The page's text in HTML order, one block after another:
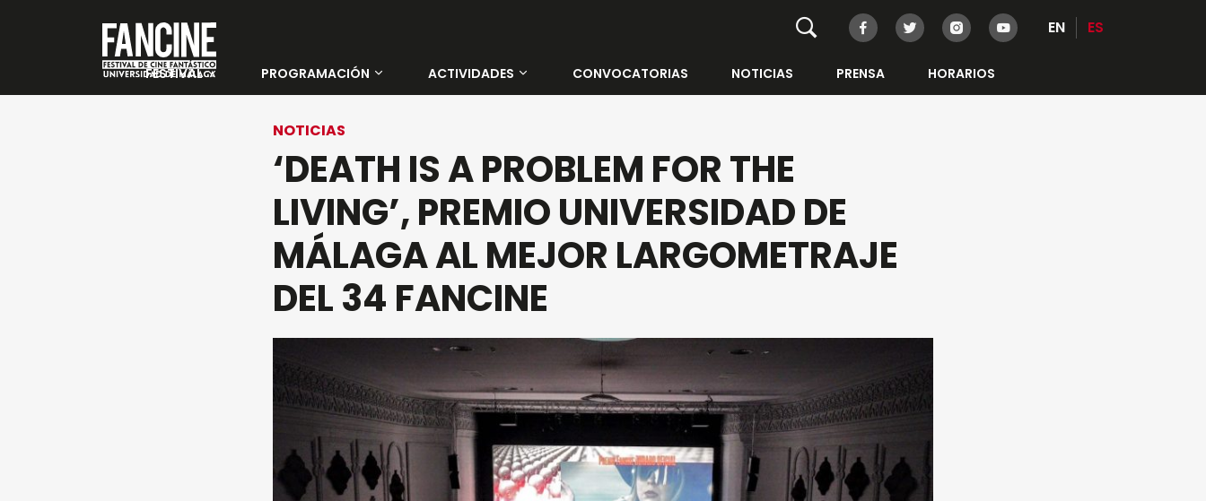
EN ES
FESTIVAL
PROGRAMACIÓN
Días
ACTIVIDADES
Contenedor Cultural
Muelle Uno
Rectorado de la UMA
Cine Albéniz
Salón de Actos E.T.S.I.
Facultad de Ciencias
Museo Picasso
Polo de Contenidos
CONVOCATORIAS NOTICIAS PRENSA HORARIOS
NOTICIAS
‘DEATH IS A PROBLEM FOR THE
LIVING’, PREMIO UNIVERSIDAD DE
MÁLAGA AL MEJOR LARGOMETRAJE
DEL 34 FANCINE